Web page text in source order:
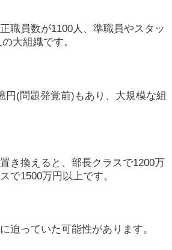
職員数が1100人、準職員やスタッ
大組織です。
円(問題発覚前)もあり、大規模な組
き換えると、部長クラスで1200万
で1500万円以上です。
迫っていた可能性があります。